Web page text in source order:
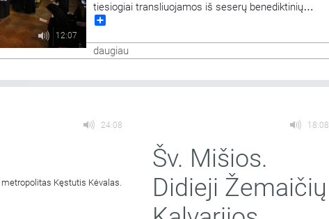
12:07
tiesiogiai transliuojamos iš seserų benediktinių
vienuolyno Kaune.
daugiau
24:08
Kęstutis Kėvalas.
18:08
Šv. Mišios.
Didieji Žemaičių